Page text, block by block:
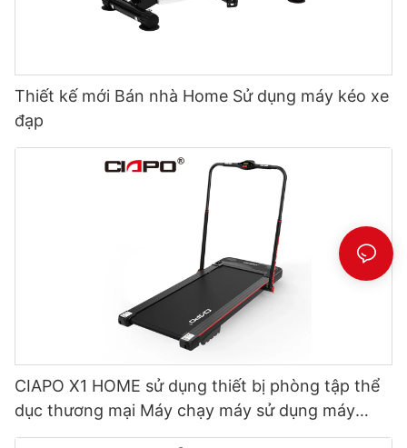
Thiết kế mới Bán nhà Home Sử dụng máy kéo xe
đạp
CIAPO X1 HOME sử dụng thiết bị phòng tập thể
dục thương mại Máy chạy máy sử dụng máy
chạy bộ đi bộ điện